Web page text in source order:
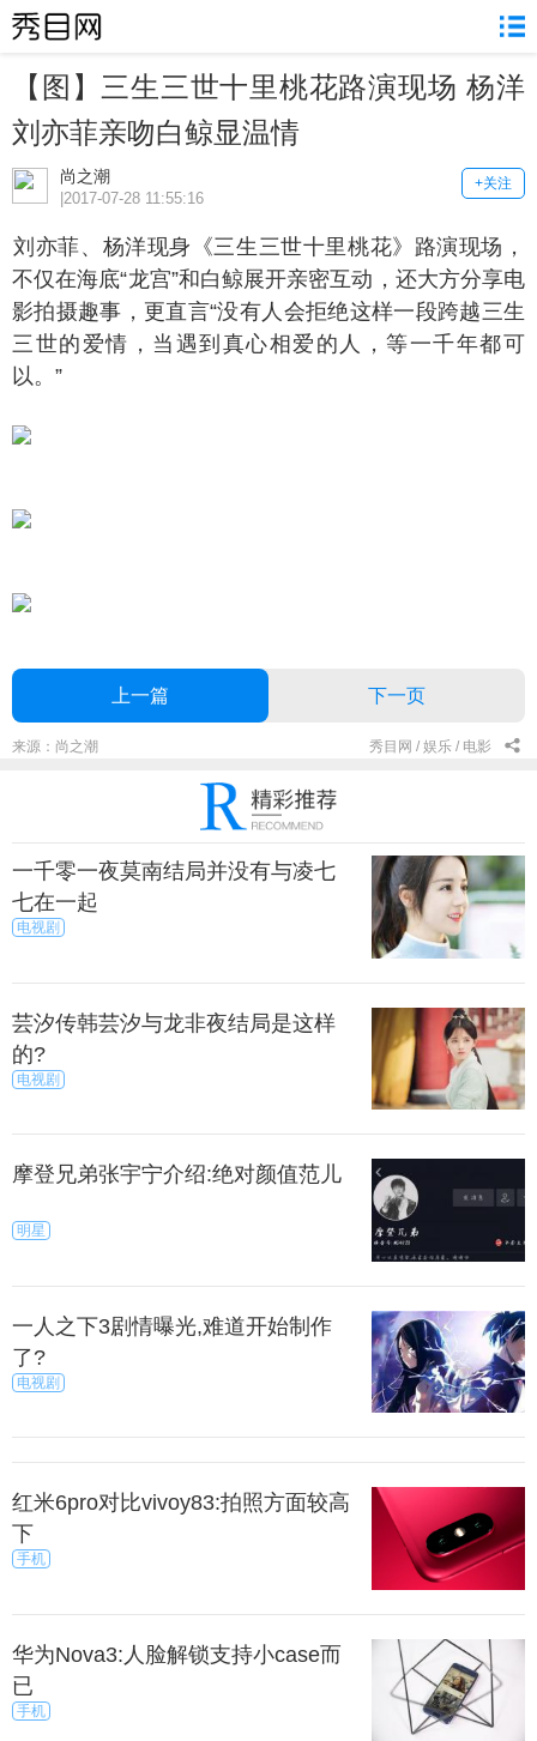
【图】三生三世十里桃花路演现场 杨洋
刘亦菲亲吻白鲸显温情
尚之潮 +关注
|2017-07-28 11:55:16
菲、杨洋现身《三生三世十里桃花》路演现场，
不仅在海底“龙宫”和白鲸展开亲密互动，还大方分享电
影拍摄趣事，更直言“没有人会拒绝这样一段跨越三生
三世的爱情，当遇到真心相爱的人，等一千年都可
以。”
上一篇 下一页
来源：尚之潮 秀目网 / 娱乐 / 电影
一千零一夜莫南结局并没有与凌七
七在一起
电视剧
芸汐传韩芸汐与龙非夜结局是这样
的?
电视剧
摩登兄弟张宇宁介绍:绝对颜值范儿
明星
一人之下3剧情曝光,难道开始制作
了?
电视剧
红米6pro对比vivoy83:拍照方面较高
下
手机
华为Nova3:人脸解锁支持小case而
已
手机